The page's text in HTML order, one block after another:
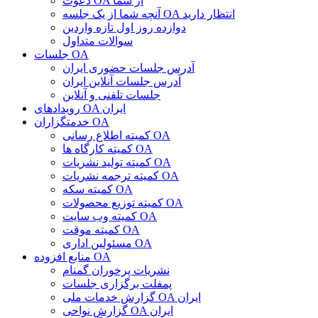
آنچه شما از یک جلسه OA انتظار دارید
دوازده روز اول تازه واردین
سوالات متداول
جلسات OA
آدرس جلسات حضوری ایران
آدرس جلسات آنلاین ایران
جلسات تلفنی و آنلاین
رویدادهای OA ایران
خدمتگزاران OA
کمیته اطلاع رسانی OA
کمیته کارگاه ها OA
کمیته تولید نشریات OA
کمیته ترجمه نشریات OA
کمیته سکه OA
کمیته توزیع محصولات OA
کمیته وب سایت OA
کمیته موقت OA
مسئولین اداری OA
منابع افزوده OA
نشریات پرخوران گمنام
پمفلت برگزاری جلسات
گزارش خدمات ملی OA ایران
گزارش نواحی OA ایران